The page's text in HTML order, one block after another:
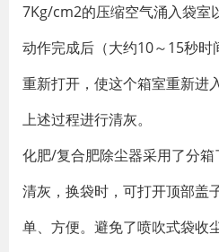
7Kg/cm2的压缩空气涌入袋室
动作完成后（大约10～15秒
重新打开，使这个箱室重新进
上述过程进行清灰。
化肥/复合肥除尘器采用了分
清灰，换袋时，可打开顶部盖
单、方便。避免了喷吹式袋收